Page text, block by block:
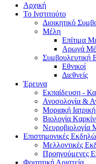
Αρχική
Το Ινστιτούτο
Διοικητικό
Μέλη
Επίτιμα
Αρωγά
Συμβουλευτική
Εθνικοί
Διεθνείς
Έρευνα
Εκπαίδευση -
Ανοσολογία &
Μοριακή Ιατρική
Βιολογία
Νευροβιολογία
Επιστημονικές
Μελλοντικές
Προηγούμενες
Φοιτητική Αριστεία